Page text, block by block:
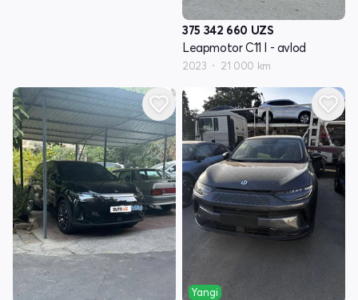
375 342 660 UZS
Leapmotor C11 I - avlod
2023 21 000 km
Yangi